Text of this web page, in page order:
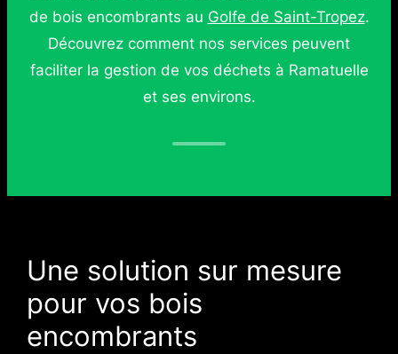
de bois encombrants au Golfe de Saint-Tropez.
Découvrez comment nos services peuvent
faciliter la gestion de vos déchets à Ramatuelle
et ses environs.
Une solution sur mesure
pour vos bois
encombrants